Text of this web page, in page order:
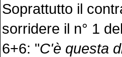
Soprattutto il
sorridere il n° 1
6+6: "C'è questa